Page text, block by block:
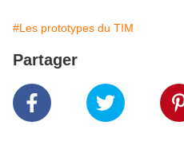
#Les prototypes du TIM
Partager